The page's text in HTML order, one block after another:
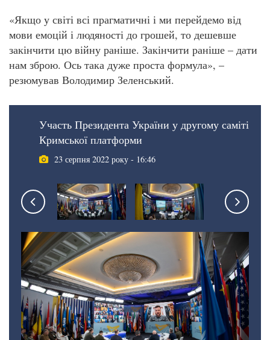
«Якщо у світі всі прагматичні і ми перейдемо від
мови емоцій і людяності до грошей, то дешевше
закінчити цю війну раніше. Закінчити раніше – дати
нам зброю. Ось така дуже проста формула», –
резюмував Володимир Зеленський.
Участь Президента України у другому саміті
Кримської платформи
23 серпня 2022 року - 16:46